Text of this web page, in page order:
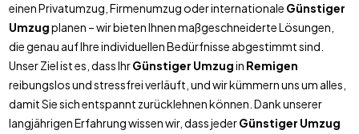
einen Privatumzug, Firmenumzug oder internationale Günstiger
Umzugplanen – wir bieten Ihnen maßgeschneiderte Lösungen,
die genau auf Ihre individuellen Bedürfnisse abgestimmt sind.
Unser Ziel ist es, dass IhrGünstiger Umzugin Remigen
reibungslos und stressfrei verläuft, und wir kümmern uns um alles,
damit Sie sich entspannt zurücklehnen können. Dank unserer
langjährigen Erfahrung wissen wir, dass jederGünstiger Umzug